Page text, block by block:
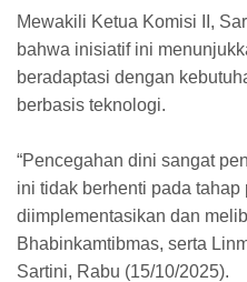
Mewakili Ketua Komisi II,
bahwa inisiatif ini
beradaptasi dengan
berbasis teknologi.
“Pencegahan dini sangat
ini tidak berhenti pada
diimplementasikan dan
Bhabinkamtibmas, serta
Sartini, Rabu (15/10/2025).